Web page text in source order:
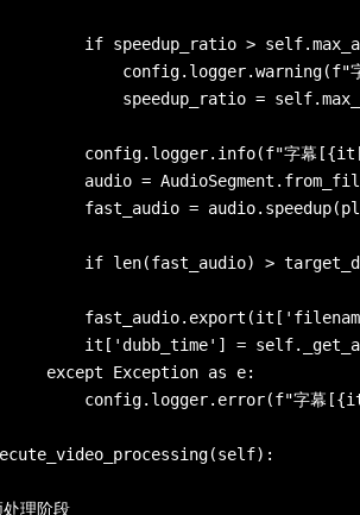
if speedup_ratio >
config.logger.warning(f"
speedup_ratio =
config.logger.info(f"字幕
audio =
fast_audio =
if len(fast_audio) >
it['dubb_time'] =
except Exception as e:
config.logger.error(f"字幕
理阶段